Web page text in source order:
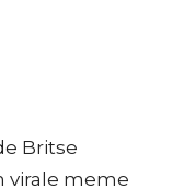
Britse
virale meme